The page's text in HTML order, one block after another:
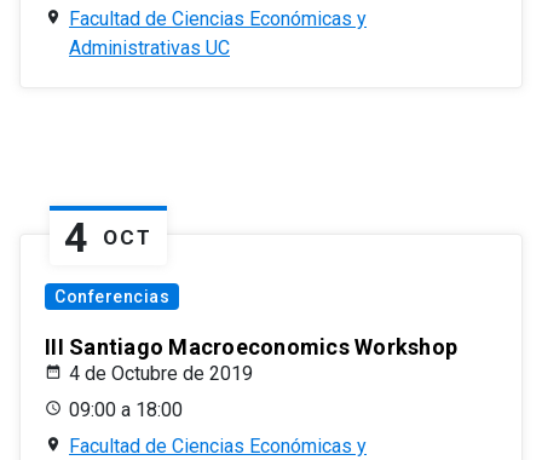
Facultad de Ciencias Económicas y
Administrativas UC
4 OCT
Conferencias
III Santiago Macroeconomics Workshop
4 de Octubre de 2019
09:00 a 18:00
Facultad de Ciencias Económicas y